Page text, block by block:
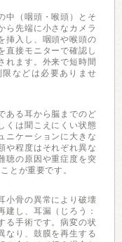
中（咽頭・喉頭）とそ
ら先端に小さなカメラ
挿入し、咽頭や喉頭の
直接モニターで確認し
れます。外来で短時間
などは必要ありませ
ある耳から脳までのど
くは聞こえにくい状態
ニケーションに大きな
や程度はそれぞれ異な
聴の原因や重症度を突
とが重要です。
小骨の異常により破壊
し、耳漏（じろう：
る手術です。病変の状
なり、鼓膜を再生する